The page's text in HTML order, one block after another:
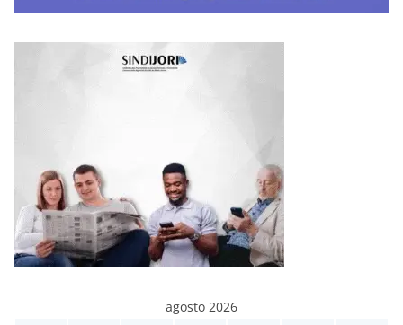
agosto 2026